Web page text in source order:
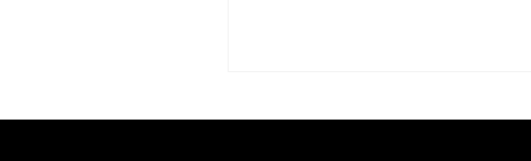
コラム「夏のうつわ」をア